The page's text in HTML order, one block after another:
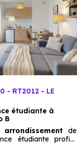
- RT2012 - LE
étudiante à
B
arrondissement de
étudiante profite